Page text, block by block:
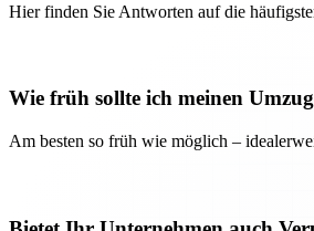
Hier finden Sie Antworten auf die
Wie früh sollte ich meinen
Am besten so früh wie möglich –